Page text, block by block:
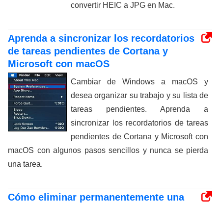
convertir HEIC a JPG en Mac.
Aprenda a sincronizar los recordatorios
de tareas pendientes de Cortana y
Microsoft con macOS
Cambiar de Windows a macOS y
desea organizar su trabajo y su lista de
tareas pendientes. Aprenda a
sincronizar los recordatorios de tareas
pendientes de Cortana y Microsoft con
macOS con algunos pasos sencillos y nunca se pierda
una tarea.
Cómo eliminar permanentemente una